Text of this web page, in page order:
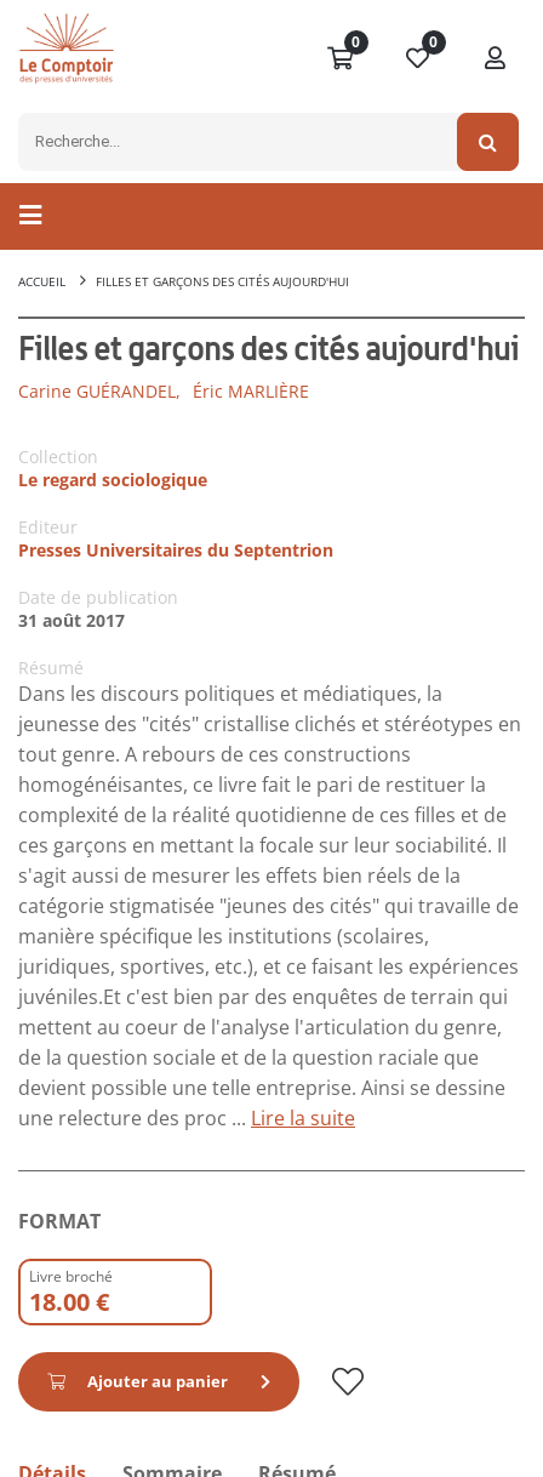
0 0
ACCUEIL FILLES ET GARÇONS DES CITÉS AUJOURD'HUI
Filles et garçons des cités aujourd'hui
Carine GUÉRANDEL, Éric MARLIÈRE
Collection
Le regard sociologique
Editeur
Presses Universitaires du Septentrion
Date de publication
31 août 2017
Résumé
Dans les discours politiques et médiatiques, la
jeunesse des "cités" cristallise clichés et stéréotypes en
tout genre. A rebours de ces constructions
homogénéisantes, ce livre fait le pari de restituer la
complexité de la réalité quotidienne de ces filles et de
ces garçons en mettant la focale sur leur sociabilité. Il
s'agit aussi de mesurer les effets bien réels de la
catégorie stigmatisée "jeunes des cités" qui travaille de
manière spécifique les institutions (scolaires,
juridiques, sportives, etc.), et ce faisant les expériences
juvéniles.Et c'est bien par des enquêtes de terrain qui
mettent au coeur de l'analyse l'articulation du genre,
de la question sociale et de la question raciale que
devient possible une telle entreprise. Ainsi se dessine
une relecture des proc ... Lire la suite
FORMAT
Livre broché
18.00 €
Ajouter au panier